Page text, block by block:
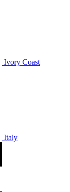
Ivory Coast
Italy